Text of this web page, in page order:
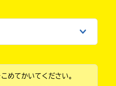
めてかいてください。